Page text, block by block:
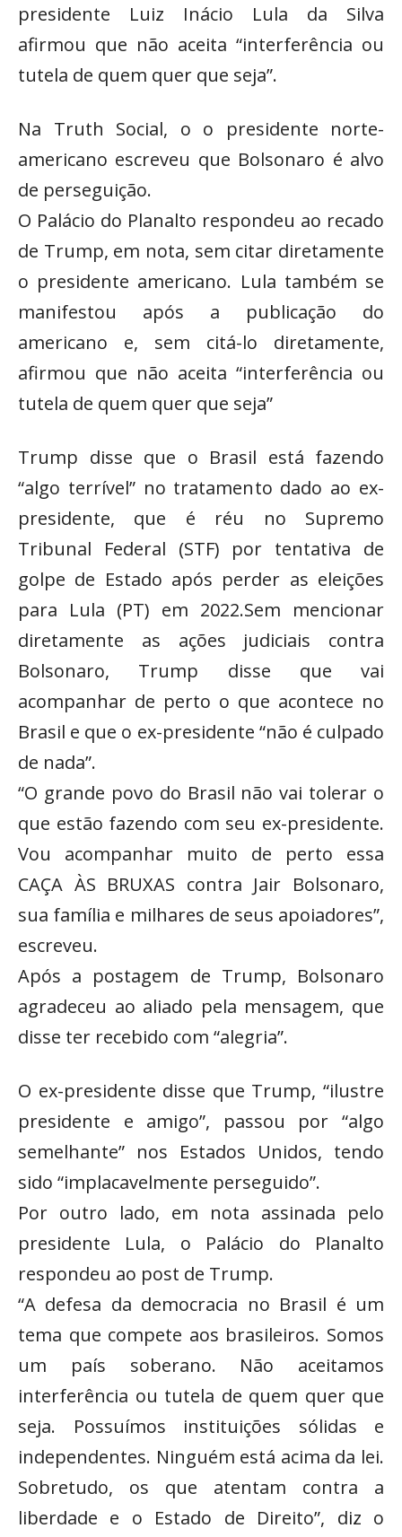
presidente Luiz Inácio Lula da Silva
afirmou que não aceita “interferência ou
tutela de quem quer que seja”.
Na Truth Social, o o presidente norte-
americano escreveu que Bolsonaro é alvo
de perseguição.
O Palácio do Planalto respondeu ao recado
de Trump, em nota, sem citar diretamente
o presidente americano. Lula também se
manifestou após a publicação do
americano e, sem citá-lo diretamente,
afirmou que não aceita “interferência ou
tutela de quem quer que seja”
Trump disse que o Brasil está fazendo
“algo terrível” no tratamento dado ao ex-
presidente, que é réu no Supremo
Tribunal Federal (STF) por tentativa de
golpe de Estado após perder as eleições
para Lula (PT) em 2022.Sem mencionar
diretamente as ações judiciais contra
Bolsonaro, Trump disse que vai
acompanhar de perto o que acontece no
Brasil e que o ex-presidente “não é culpado
de nada”.
“O grande povo do Brasil não vai tolerar o
que estão fazendo com seu ex-presidente.
Vou acompanhar muito de perto essa
CAÇA ÀS BRUXAS contra Jair Bolsonaro,
sua família e milhares de seus apoiadores”,
escreveu.
Após a postagem de Trump, Bolsonaro
agradeceu ao aliado pela mensagem, que
disse ter recebido com “alegria”.
O ex-presidente disse que Trump, “ilustre
presidente e amigo”, passou por “algo
semelhante” nos Estados Unidos, tendo
sido “implacavelmente perseguido”.
Por outro lado, em nota assinada pelo
presidente Lula, o Palácio do Planalto
respondeu ao post de Trump.
“A defesa da democracia no Brasil é um
tema que compete aos brasileiros. Somos
um país soberano. Não aceitamos
interferência ou tutela de quem quer que
seja. Possuímos instituições sólidas e
independentes. Ninguém está acima da lei.
Sobretudo, os que atentam contra a
liberdade e o Estado de Direito”, diz o